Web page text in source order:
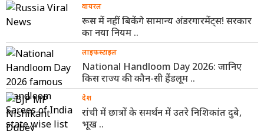
वायरल
रूस में नहीं बिकेंगे सामान्य अंडरगारमेंट्स! सरकार
का नया नियम ..
लाइफस्टाइल
National Handloom Day 2026: जानिए
किस राज्य की कौन-सी हैंडलूम ..
देश
रांची में छात्रों के समर्थन में उतरे निशिकांत दुबे,
भूख ..